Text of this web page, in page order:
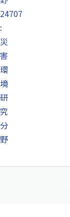
24707
:
災
害
環
境
研
究
分
野